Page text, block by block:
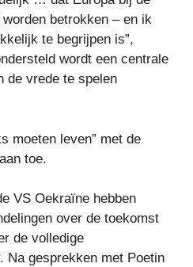
betrokken – en ik
te begrijpen is”,
wordt een centrale
de vrede te spelen
moeten leven” met de
toe.
VS Oekraïne hebben
over de toekomst
de volledige
Na gesprekken met Poetin